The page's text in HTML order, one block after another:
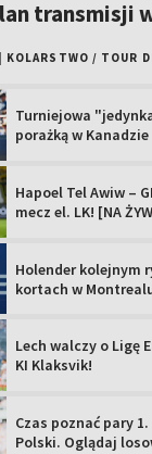
transmisji
KOLARSTWO / TOUR
Turniejowa
porażką w Kanadzie
Hapoel Tel Awiw –
mecz el. LK! [NA
Holender kolejnym
kortach w
Lech walczy o Ligę
KI Klaksvik!
Czas poznać pary
Polski. Oglądaj